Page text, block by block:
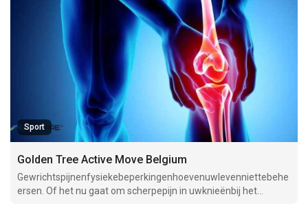
Sport
Golden Tree Active Move Belgium
Gewrichtspijnenfysiekebeperkingenhoevenuwlevenniettebehe
ersen. Of het nu gaat om scherpepijn in uwknieënbij het